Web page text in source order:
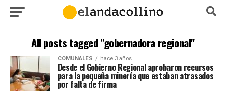
All posts tagged "gobernadora regional"
COMUNALES hace 3 años
Desde el Gobierno Regional aprobaron recursos
para la pequeña minería que estaban atrasados
por falta de firma